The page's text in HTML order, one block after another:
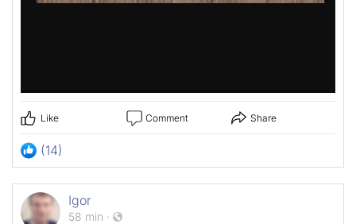
Like Comment Share
(14)
Igor
58 min ·